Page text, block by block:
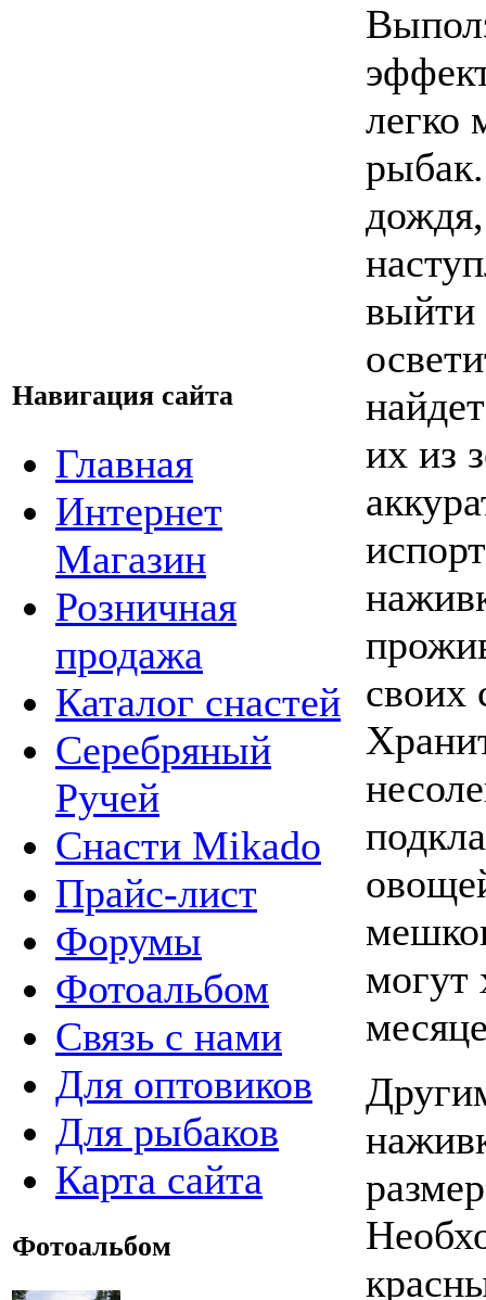
Навигация сайта
Главная
Интернет
Магазин
Розничная
продажа
Каталог снастей
Серебряный
Ручей
Снасти Mikado
Прайс-лист
Форумы
Фотоальбом
Связь с нами
Для оптовиков
Для рыбаков
Карта сайта
Фотоальбом
легко
выйти
их из
своих
могут